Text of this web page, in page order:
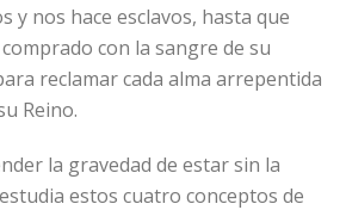
y nos hace esclavos, hasta que
con la sangre de su
reclamar cada alma arrepentida
Reino.
la gravedad de estar sin la
estos cuatro conceptos de